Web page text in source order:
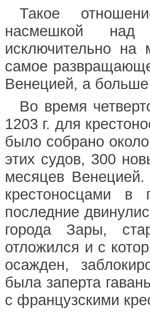
Такое
насмешкой над
исключительно на
самое
Венецией, а
Во время
1203 г. для
было собрано
этих судов, 300
месяцев
крестоносцами
последние
города Зары,
отложился и с
осажден,
была заперта
с французскими